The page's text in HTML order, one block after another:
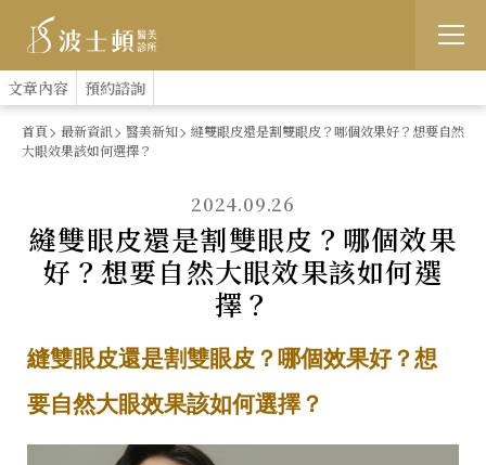
跳
:::
文章內容 預約諮詢
首頁 最新資訊 醫美新知
縫雙眼皮還是割雙眼皮？哪個效果好？想要自然
大眼效果該如何選擇？
2024.09.26
縫雙眼皮還是割雙眼皮？哪個效果
好？想要自然大眼效果該如何選
擇？
縫雙眼皮還是割雙眼皮？哪個效果好？想
要自然大眼效果該如何選擇？